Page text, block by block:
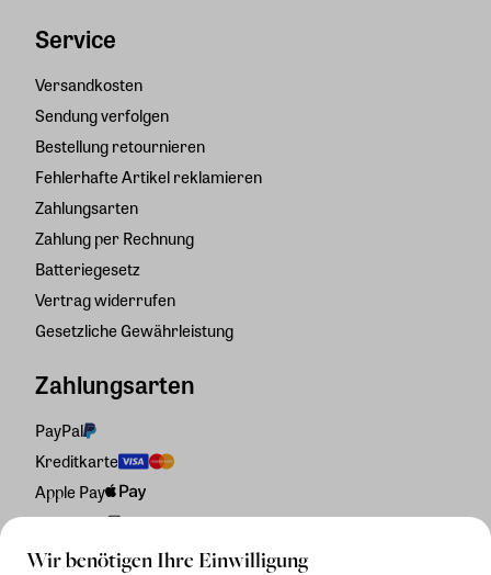
Wir benötigen Ihre Einwilligung
Service
Versandkosten
Sendung verfolgen
Bestellung retournieren
Fehlerhafte Artikel reklamieren
Zahlungsarten
Zahlung per Rechnung
Batteriegesetz
Vertrag widerrufen
Gesetzliche Gewährleistung
Zahlungsarten
PayPal
Kreditkarte
Apple Pay
Rechnung